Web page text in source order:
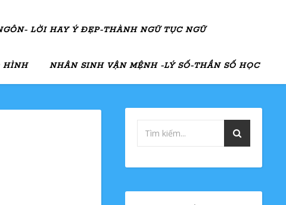
LỜI HAY Ý ĐẸP-THÀNH NGỮ TỤC NGỮ
HÌNH NHÂN SINH VẬN MỆNH -LÝ SỐ-THẦN SỐ HỌC